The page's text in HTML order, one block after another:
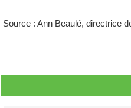
Source : Ann Beaulé, directrice